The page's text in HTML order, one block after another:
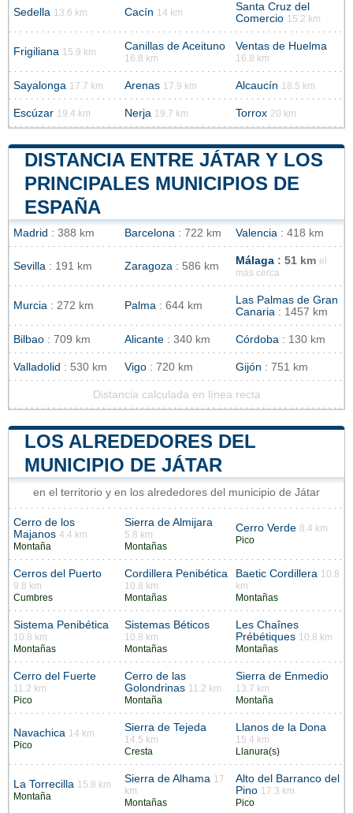
Sedella 13.6 km Cacín 14 km
Santa Cruz del
Comercio 15.2 km
Frigiliana 15.9 km Canillas de Aceituno
16.8 km
Ventas de Huelma
16.8 km
Sayalonga 17.7 km Arenas 17.9 km Alcaucín 18.5 km
Escúzar 19.4 km Nerja 19.7 km Torrox 20 km
DISTANCIA ENTRE JÁTAR Y LOS
PRINCIPALES MUNICIPIOS DE
ESPAÑA
Madrid : 388 km Barcelona : 722 km Valencia : 418 km
Sevilla : 191 km Zaragoza : 586 km Málaga : 51 km el
más cerca
Murcia : 272 km Palma : 644 km
Las Palmas de Gran
Canaria : 1457 km
Bilbao : 709 km Alicante : 340 km Córdoba : 130 km
Valladolid : 530 km Vigo : 720 km Gijón : 751 km
Distancia calculada en línea recta
LOS ALREDEDORES DEL
MUNICIPIO DE JÁTAR
en el territorio y en los alrededores del municipio de Játar
Cerro de los
Majanos 4.4 km
Montaña
Sierra de Almijara
5.8 km
Montañas
Cerro Verde 8.4 km
Pico
Cerros del Puerto
9.8 km
Cumbres
Cordillera Penibética
10.8 km
Montañas
Baetic Cordillera 10.8
km
Montañas
Sistema Penibética
10.8 km
Montañas
Sistemas Béticos
10.8 km
Montañas
Les Chaînes
Prébétiques 10.8 km
Montañas
Cerro del Fuerte
11.2 km
Pico
Cerro de las
Golondrinas 11.2 km
Montaña
Sierra de Enmedio
13.7 km
Montaña
Navachica 14 km
Pico
Sierra de Tejeda
14.5 km
Cresta
Llanos de la Dona
15.4 km
Llanura(s)
La Torrecilla 15.8 km
Montaña
Sierra de Alhama 17
km
Montañas
Alto del Barranco del
Pino 17.3 km
Pico